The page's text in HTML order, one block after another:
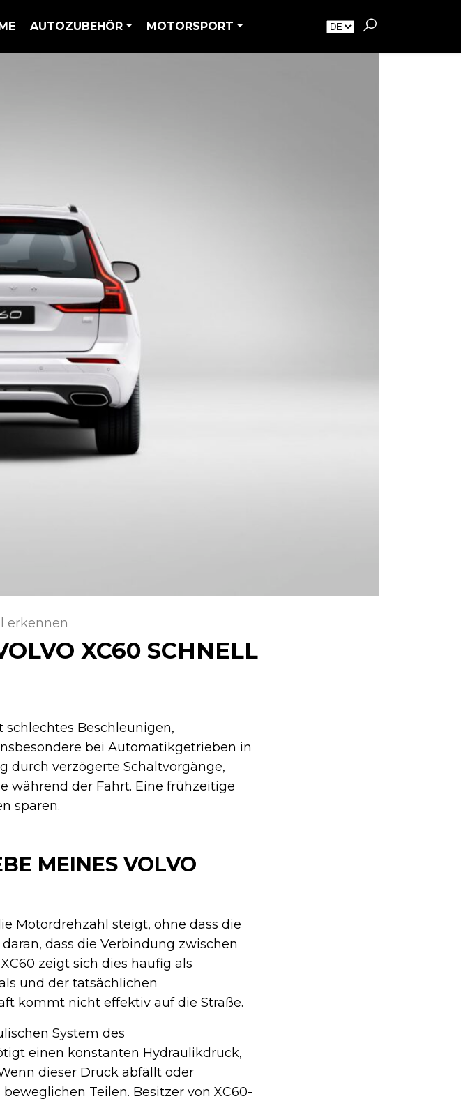
AUTOZUBEHÖR MOTORSPORT
erkennen
XC60 SCHNELL
schlechtes Beschleunigen,
bei Automatikgetrieben in
durch verzögerte Schaltvorgänge,
während der Fahrt. Eine frühzeitige
sparen.
MEINES VOLVO
Motordrehzahl steigt, ohne dass die
dass die Verbindung zwischen
zeigt sich dies häufig als
und der tatsächlichen
kommt nicht effektiv auf die Straße.
System des
einen konstanten Hydraulikdruck,
dieser Druck abfällt oder
Teilen. Besitzer von XC60-